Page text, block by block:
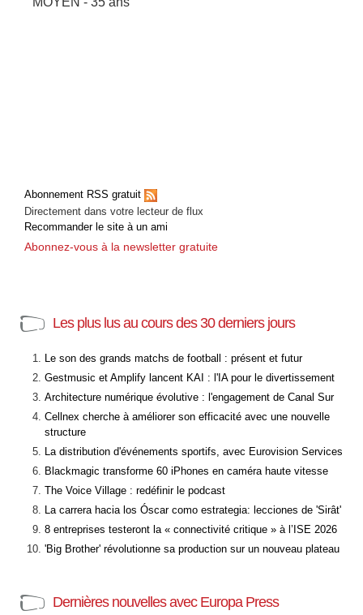
Abonnement RSS gratuit
Directement dans votre lecteur de flux
Recommander le site à un ami
Abonnez-vous à la newsletter gratuite
Les plus lus au cours des 30 derniers jours
Le son des grands matchs de football : présent et futur
Gestmusic et Amplify lancent KAI : l'IA pour le divertissement
Architecture numérique évolutive : l'engagement de Canal Sur
Cellnex cherche à améliorer son efficacité avec une nouvelle
structure
La distribution d'événements sportifs, avec Eurovision Services
Blackmagic transforme 60 iPhones en caméra haute vitesse
The Voice Village : redéfinir le podcast
La carrera hacia los Óscar como estrategia: lecciones de 'Sirât'
8 entreprises testeront la « connectivité critique » à l’ISE 2026
'Big Brother' révolutionne sa production sur un nouveau plateau
Dernières nouvelles avec Europa Press